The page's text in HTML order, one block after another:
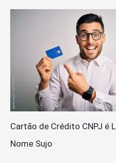
Cartão de Crédito CNPJ é
Nome Sujo